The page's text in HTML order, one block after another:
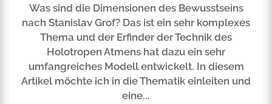
Was sind die Dimensionen des Bewusstseins
nach Stanislav Grof? Das ist ein sehr komplexes
Thema und der Erfinder der Technik des
Holotropen Atmens hat dazu ein sehr
umfangreiches Modell entwickelt. In diesem
Artikel möchte ich in die Thematik einleiten und
eine...